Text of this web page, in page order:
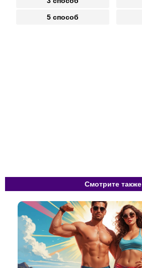
5 способ
Смотрите также